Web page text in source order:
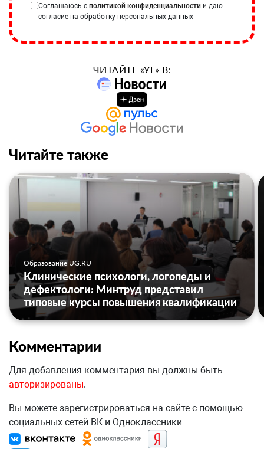
Соглашаюсь с политикой конфиденциальности и даю
согласие на обработку персональных данных
ЧИТАЙТЕ «УГ» В:
Читайте также
Образование UG.RU
Клинические психологи, логопеды и
дефектологи: Минтруд представил
типовые курсы повышения квалификации
Комментарии
Для добавления комментария вы должны быть
авторизированы.
Вы можете зарегистрироваться на сайте с помощью
социальных сетей ВК и Одноклассники